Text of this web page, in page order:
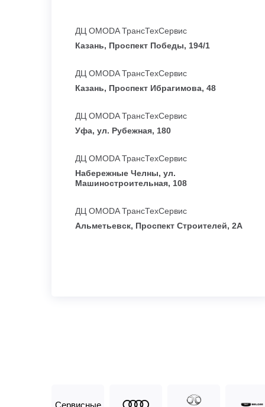
ДЦ OMODA ТрансТехСервис
Казань, Проспект Победы, 194/1
ДЦ OMODA ТрансТехСервис
Казань, Проспект Ибрагимова, 48
ДЦ OMODA ТрансТехСервис
Уфа, ул. Рубежная, 180
ДЦ OMODA ТрансТехСервис
Набережные Челны, ул.
Машиностроительная, 108
ДЦ OMODA ТрансТехСервис
Альметьевск, Проспект Строителей, 2А